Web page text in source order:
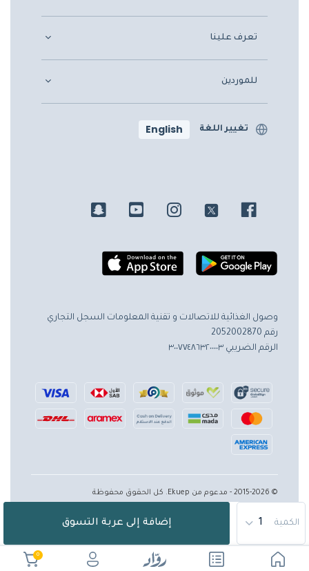
0
الكمية إضافة إلى عربة التسوق
تعرف علينا
للموردين
تغيير اللغة English
وصول الغذائية للاتصالات و تقنية المعلومات السجل التجاري
رقم 2052002870
الرقم الضريبي ٣٠٠٧٧٤٨٦٣٢٠٠٠٠٣
© 2015-2026 - مدعوم من Ekuep. كل الحقوق محفوظة